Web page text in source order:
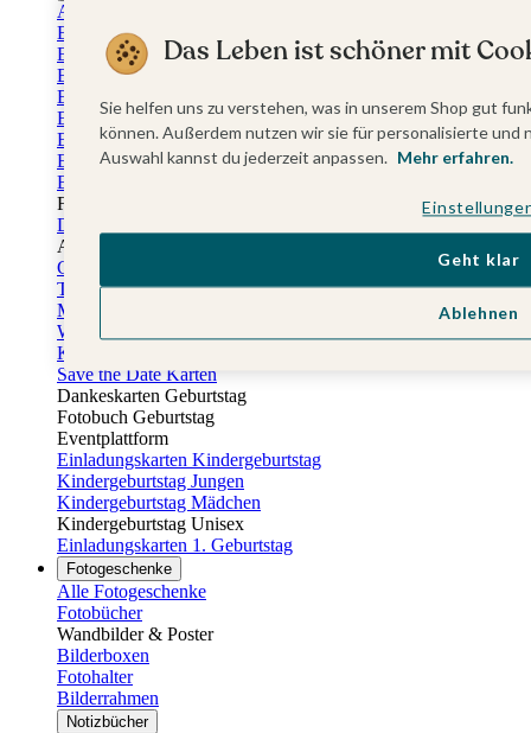
Alle Einladungskarten Geburtstag
Einladungskarten 18. Geburtstag
Einladungskarten 30. Geburtstag
Einladungskarten 40. Geburtstag
Einladungskarten 50. Geburtstag
Einladungskarten 60. Geburtstag
Einladungskarten 70. Geburtstag
Einladungskarten 80. Geburtstag
Einladungskarten 90. Geburtstag
Für jedes Alter
Doppelgeburtstag Einladungen
Alle Geburtstagsextras
Gästebücher Geburtstag
Tischkarten Geburtstag
Menükarten Geburtstag
Weinetiketten Geburtstag
Kartenbox Geburtstag
Save the Date Karten
Dankeskarten Geburtstag
Fotobuch Geburtstag
Eventplattform
Einladungskarten Kindergeburtstag
Kindergeburtstag Jungen
Kindergeburtstag Mädchen
Kindergeburtstag Unisex
Einladungskarten 1. Geburtstag
Fotogeschenke
Alle Fotogeschenke
Fotobücher
Wandbilder & Poster
Bilderboxen
Fotohalter
Bilderrahmen
Notizbücher
Das Leben ist schöner mit
Sie helfen uns zu verstehen, was in unserem Shop gut
können. Außerdem nutzen wir sie für personalisierte
Auswahl kannst du jederzeit anpassen. Mehr erfahren.
Ablehnen
Geht klar